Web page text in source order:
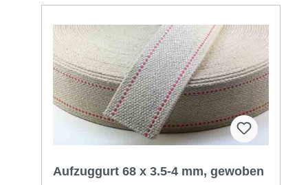
Aufzuggurt 68 x 3.5-4 mm, gewoben